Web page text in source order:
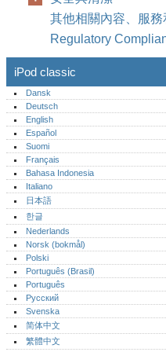
其他相關內容、服
Regulatory
iPod classic
Dansk
Deutsch
English
Español
Suomi
Français
Bahasa Indonesia
Italiano
日本語
한글
Nederlands
Norsk (bokmål)‎
Polski
Português (Brasil)
Português‎
Русский
Svenska
简体中文
繁體中文